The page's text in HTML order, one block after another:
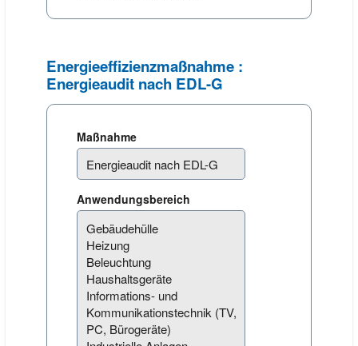
Energieeffizienzmaßnahme :
Energieaudit nach EDL-G
Maßnahme
Anwendungsbereich